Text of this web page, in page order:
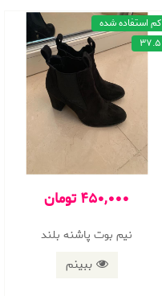
450,000 تومان
نيم بوت پاشنه بلند
ببینم
کم استفاده شده
37.5